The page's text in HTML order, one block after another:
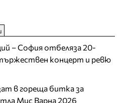
– София отбеляза 20-
концерт и ревю
в гореща битка за
Мис Варна 2026